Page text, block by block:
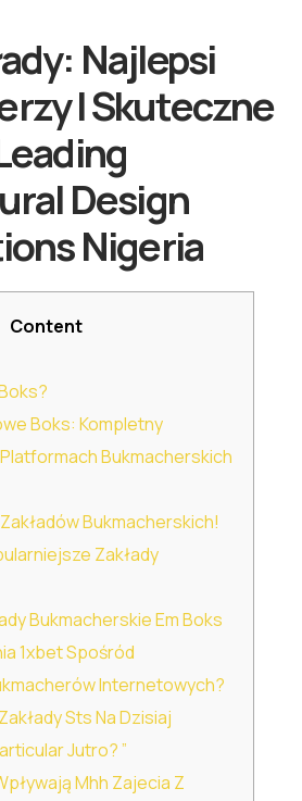
Najlepsi
I Skuteczne
Design
Nigeria
Content
Boks: Kompletny
Bukmacherskich
Bukmacherskich!
Zakłady
Bukmacherskie Em Boks
1xbet Spośród
Internetowych?
Sts Na Dzisiaj
Jutro? ”
Mhh Zajecia Z